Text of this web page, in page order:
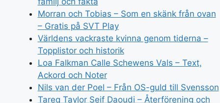
Morran och Tobias – Som en skänk från ovan
– Gratis på SVT Play
Världens vackraste kvinna genom tiderna –
Topplistor och historik
Loa Falkman Calle Schewens Vals – Text,
Ackord och Noter
Nils van der Poel – Från OS-guld till Svensson
Tareq Taylor Seif Daoudi – Återförening och